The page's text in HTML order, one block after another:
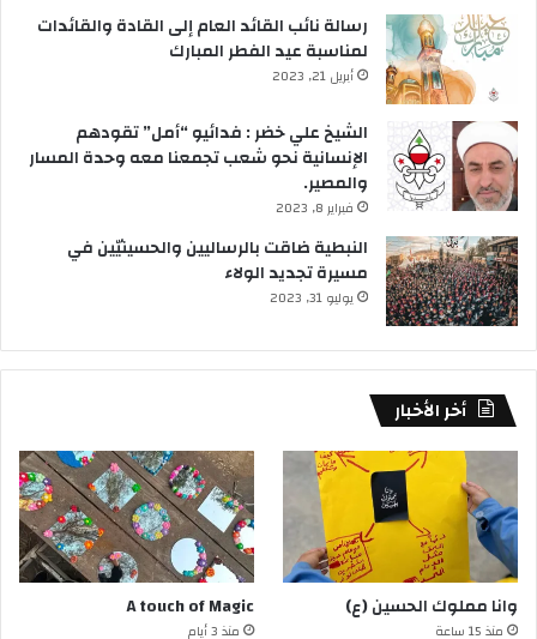
رسالة نائب القائد العام إلى القادة والقائدات
لمناسبة عيد الفطر المبارك
أبريل 21, 2023
الشيخ علي خضر : فدائيو “أمل” تقودهم
الإنسانية نحو شعب تجمعنا معه وحدة المسار
والمصير.
فبراير 8, 2023
النبطية ضاقت بالرساليين والحسينيّين في
مسيرة تجديد الولاء
يوليو 31, 2023
أخر الأخبار
وانا مملوك الحسين (ع)
منذ 15 ساعة
A touch of Magic
منذ 3 أيام